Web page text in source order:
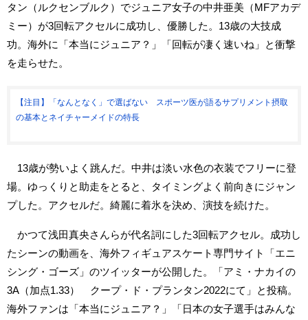
タン（ルクセンブルク）でジュニア女子の中井亜美（MFアカデ
ミー）が3回転アクセルに成功し、優勝した。13歳の大技成
功。海外に「本当にジュニア？」「回転が凄く速いね」と衝撃
を走らせた。
【注目】「なんとなく」で選ばない スポーツ医が語るサプリメント摂取
の基本とネイチャーメイドの特長
13歳が勢いよく跳んだ。中井は淡い水色の衣装でフリーに登
場。ゆっくりと助走をとると、タイミングよく前向きにジャン
プした。アクセルだ。綺麗に着氷を決め、演技を続けた。
かつて浅田真央さんらが代名詞にした3回転アクセル。成功し
たシーンの動画を、海外フィギュアスケート専門サイト「エニ
シング・ゴーズ」のツイッターが公開した。「アミ・ナカイの
3A（加点1.33） クープ・ド・プランタン2022にて」と投稿。
海外ファンは「本当にジュニア？」「日本の女子選手はみんな